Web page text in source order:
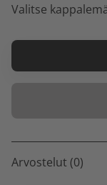
Valitse
Arvostelut (0)